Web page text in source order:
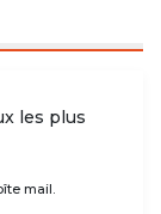
les plus
mail.